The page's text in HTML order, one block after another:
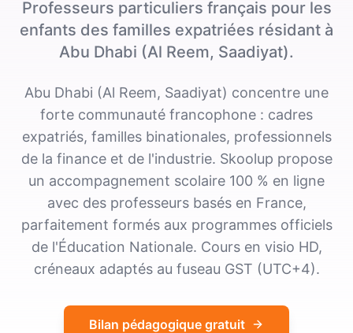
Professeurs particuliers français pour les
enfants des familles expatriées résidant à
Abu Dhabi (Al Reem, Saadiyat).
Abu Dhabi (Al Reem, Saadiyat) concentre une
forte communauté francophone : cadres
expatriés, familles binationales, professionnels
de la finance et de l'industrie. Skoolup propose
un accompagnement scolaire 100 % en ligne
avec des professeurs basés en France,
parfaitement formés aux programmes officiels
de l'Éducation Nationale. Cours en visio HD,
créneaux adaptés au fuseau GST (UTC+4).
Bilan pédagogique gratuit